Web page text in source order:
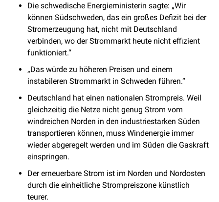
Die schwedische Energieministerin sagte: „Wir
können Südschweden, das ein großes Defizit bei der
Stromerzeugung hat, nicht mit Deutschland
verbinden, wo der Strommarkt heute nicht effizient
funktioniert.“
„Das würde zu höheren Preisen und einem
instabileren Strommarkt in Schweden führen.“
Deutschland hat einen nationalen Strompreis. Weil
gleichzeitig die Netze nicht genug Strom vom
windreichen Norden in den industriestarken Süden
transportieren können, muss Windenergie immer
wieder abgeregelt werden und im Süden die Gaskraft
einspringen.
Der erneuerbare Strom ist im Norden und Nordosten
durch die einheitliche Strompreiszone künstlich
teurer.